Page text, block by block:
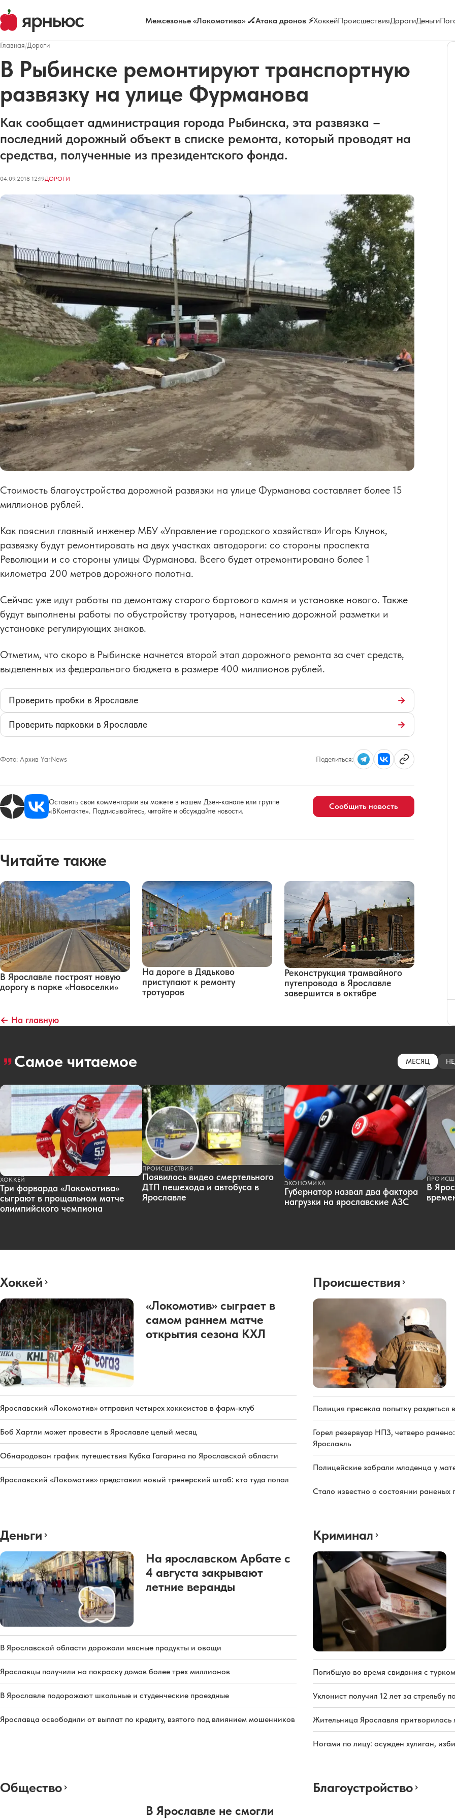
Межсезонье «Локомотива» 🏒Атака дронов ⚡ХоккейПроисшествияДорогиДеньги
Главная/Дороги
В Рыбинске ремонтируют транспортную
развязку на улице Фурманова
Как сообщает администрация города Рыбинска, эта развязка –
последний дорожный объект в списке ремонта, который проводят на
средства, полученные из президентского фонда.
04.09.2018 12:19ДОРОГИ
Стоимость благоустройства дорожной развязки на улице Фурманова составляет более 15
миллионов рублей.
Как пояснил главный инженер МБУ «Управление городского хозяйства» Игорь Клунок,
развязку будут ремонтировать на двух участках автодороги: со стороны проспекта
Революции и со стороны улицы Фурманова. Всего будет отремонтировано более 1
километра 200 метров дорожного полотна.
Сейчас уже идут работы по демонтажу старого бортового камня и установке нового. Также
будут выполнены работы по обустройству тротуаров, нанесению дорожной разметки и
установке регулирующих знаков.
Отметим, что скоро в Рыбинске начнется второй этап дорожного ремонта за счет средств,
выделенных из федерального бюджета в размере 400 миллионов рублей.
Проверить пробки в Ярославле →
Проверить парковки в Ярославле →
Фото: Архив YarNews Поделиться:
Оставить свои комментарии вы можете в нашем Дзен-канале или группе
«ВКонтакте». Подписывайтесь, читайте и обсуждайте новости.
Сообщить новость
Читайте также
В Ярославле построят новую
дорогу в парке «Новоселки»
На дороге в Дядьково
приступают к ремонту
тротуаров
Реконструкция трамвайного
путепровода в Ярославле
завершится в октябре
← На главную
Самое читаемое МЕСЯЦ
ХОККЕЙ
Три форварда «Локомотива»
сыграют в прощальном матче
олимпийского чемпиона
ПРОИСШЕСТВИЯ
Появилось видео смертельного
ДТП пешехода и автобуса в
Ярославле
ЭКОНОМИКА
Губернатор назвал два фактора
нагрузки на ярославские АЗС
В
Хоккей
«Локомотив» сыграет в
самом раннем матче
открытия сезона КХЛ
Ярославский «Локомотив» отправил четырех хоккеистов в фарм-клуб
Боб Хартли может провести в Ярославле целый месяц
Обнародован график путешествия Кубка Гагарина по Ярославской области
Ярославский «Локомотив» представил новый тренерский штаб: кто туда попал
Происшествия
Полиция пресекла попытку раздеться
Горел резервуар НПЗ, четверо
Ярославль
Полицейские забрали младенца у
Стало известно о состоянии
Деньги
На ярославском Арбате с
4 августа закрывают
летние веранды
В Ярославской области дорожали мясные продукты и овощи
Ярославцы получили на покраску домов более трех миллионов
В Ярославле подорожают школьные и студенческие проездные
Ярославца освободили от выплат по кредиту, взятого под влиянием мошенников
Криминал
Погибшую во время свидания с
Уклонист получил 12 лет за стрельбу
Жительница Ярославля
Ногами по лицу: осужден хулиган,
Общество
В Ярославле не смогли
Благоустройство